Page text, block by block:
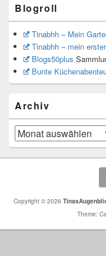
Blogroll
Tinabhh – Mein
Tinabhh – mein
Blogs50plus
Bunte
Archiv
Archiv
Copyright © 2026
Theme: